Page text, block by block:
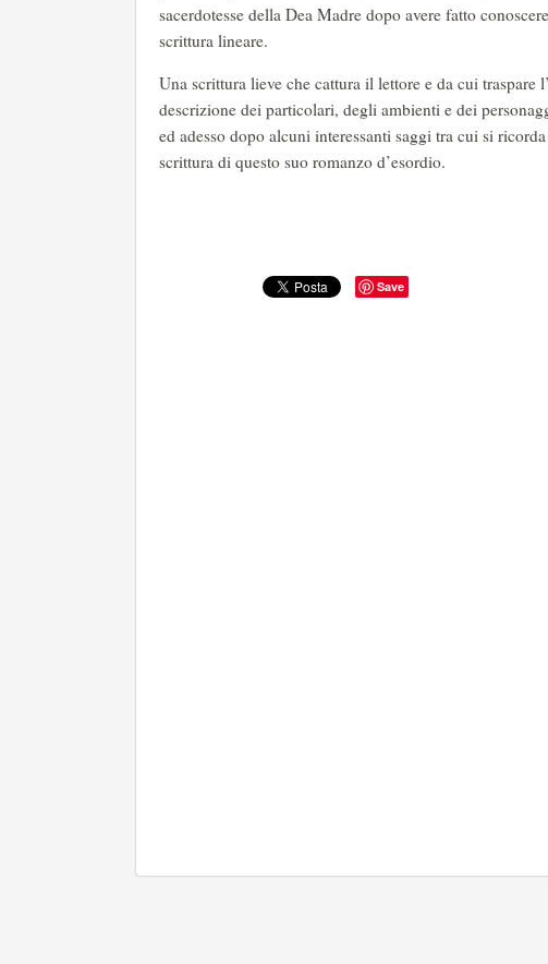
sacerdotesse della Dea Madre dopo avere fatto
scrittura lineare.
Una scrittura lieve che cattura il lettore e da cui traspare
descrizione dei particolari, degli ambienti e dei
ed adesso dopo alcuni interessanti saggi tra cui si
scrittura di questo suo romanzo d’esordio.
Save